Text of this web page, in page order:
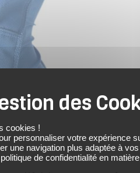
cookies !
personnaliser votre expérience
une navigation plus adaptée à
de confidentialité en